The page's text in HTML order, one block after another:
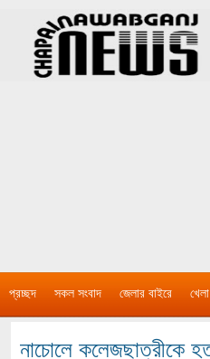
প্রচ্ছদ সকল সংবাদ জেলার বাইরে খেলা
নাচোলে কলেজছাত্রীকে